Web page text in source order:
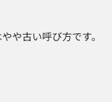
や古い呼び方です。